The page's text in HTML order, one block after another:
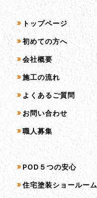
サイトマップ
トップページ
初めての方へ
会社概要
施工の流れ
よくあるご質問
お問い合わせ
職人募集
サービス一覧
POD５つの安心
住宅塗装ショールーム